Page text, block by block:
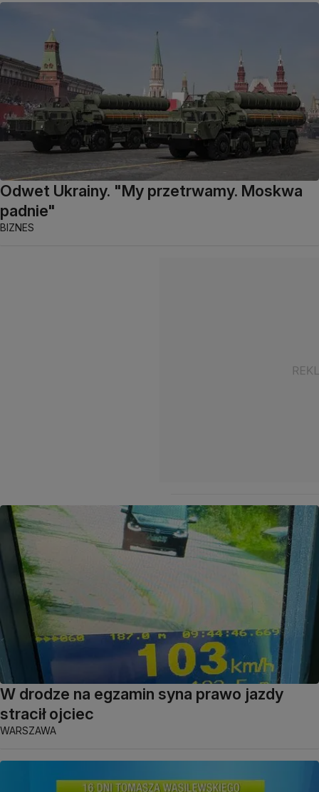
Odwet Ukrainy. "My przetrwamy. Moskwa
padnie"
BIZNES
W drodze na egzamin syna prawo jazdy
stracił ojciec
WARSZAWA